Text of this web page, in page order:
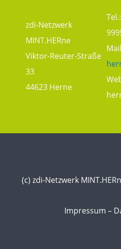
zdi-Netzwerk
MINT.HERne
Viktor-Reuter-Straße
33
44623 Herne
(c) zdi-Netzwerk
Impressum –